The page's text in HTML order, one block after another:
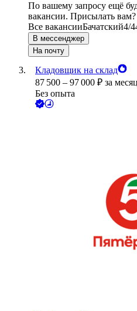
По вашему запросу ещё
вакансии. Присылать вам?
Все вакансииБачатский4/4
В мессенджер
На почту
Кладовщик на склад
87 500 – 97 000 ₽ за
Без опыта